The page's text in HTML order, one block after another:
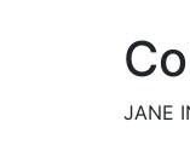
JANE